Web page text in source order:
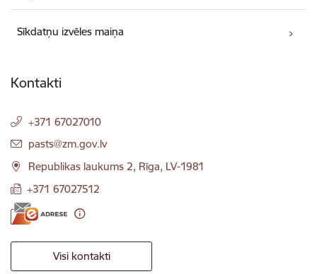
Sīkdatņu izvēles maiņa
Kontakti
+371 67027010
E-pasts:
pasts@zm.gov.lv
Republikas laukums 2, Rīga, LV-1981
+371 67027512
Visi kontakti